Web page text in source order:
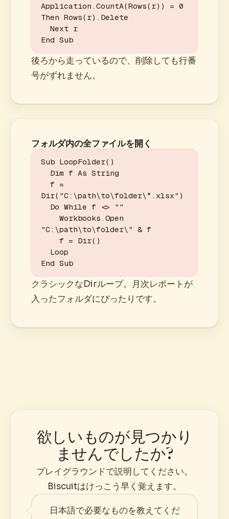
Application.CountA(Rows(r)) = 0
Then Rows(r).Delete
End Sub
後ろから走っているので、削除しても行番
号がずれません。
フォルダ内の全ファイルを開く
Sub LoopFolder()
Dir("C:\path\to\folder\*.xlsx")
"C:\path\to\folder\" & f
End Sub
クラシックなDirループ。月次レポートが
入ったフォルダにぴったりです。
欲しいものが見つかり
ませんでしたか?
プレイグラウンドで説明してください。
Biscuitはけっこう早く覚えます。
日本語で必要なものを教えてくだ